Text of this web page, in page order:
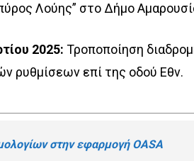
Λούης” στο Δήμο
2025: Τροποποίηση
ρυθμίσεων επί της οδού Εθν.
στην εφαρμογή OASA